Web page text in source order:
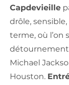
Capdevieille
drôle,
terme, où l’on
Michael
Houston.